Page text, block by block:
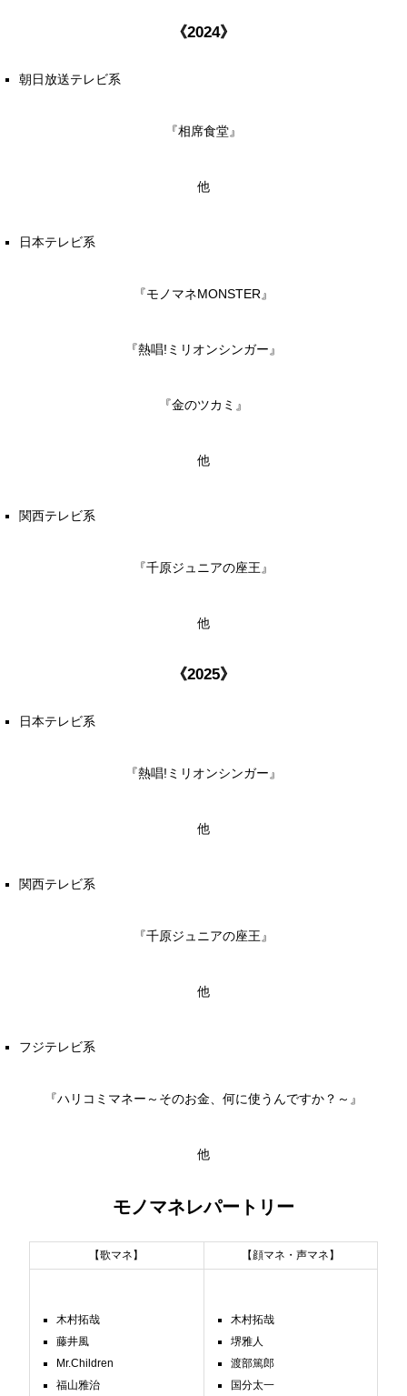
《2024》
朝日放送テレビ系
『相席食堂』
他
日本テレビ系
『モノマネMONSTER』
『熱唱!ミリオンシンガー』
『金のツカミ』
他
関西テレビ系
『千原ジュニアの座王』
他
《2025》
日本テレビ系
『熱唱!ミリオンシンガー』
他
関西テレビ系
『千原ジュニアの座王』
他
フジテレビ系
『ハリコミマネー～そのお金、何に使うんですか？～』
他
モノマネレパートリー
【歌マネ】 【顔マネ・声マネ】
木村拓哉
藤井風
Mr.Children
福山雅治
木村拓哉
堺雅人
渡部篤郎
国分太一